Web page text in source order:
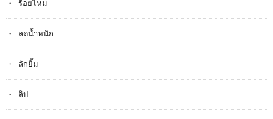
ร้อยไหม
ลดน้ำหนัก
ลักยิ้ม
ลิป